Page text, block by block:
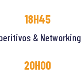
18H45
& Networking
20H00